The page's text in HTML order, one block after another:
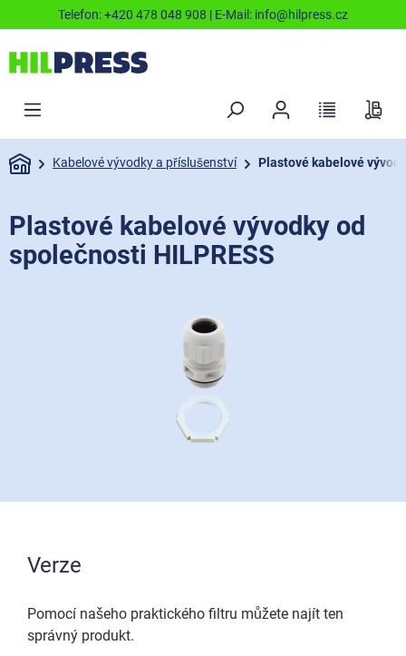
Telefon:+420 478 048 908 | E-Mail: info@hilpress.cz
Kabelové vývodky a příslušenství Plastové kabelové
Plastové kabelové vývodky od
společnosti HILPRESS
Verze
Pomocí našeho praktického filtru můžete najít ten
správný produkt.